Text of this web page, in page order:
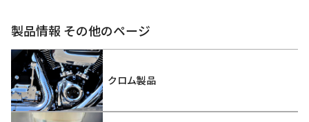
製品情報 その他のページ
クロム製品